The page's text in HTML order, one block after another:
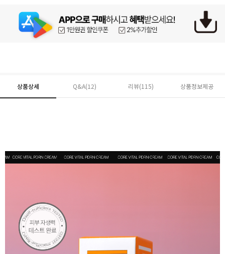
페이코 ID로 페
상품상세 Q&A(12) 리뷰(115) 상품정보제공